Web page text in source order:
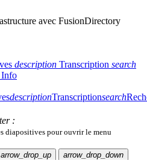
avec FusionDirectory
description Transcription search
Info
descriptionTranscriptionsearch
:
diapositives pour ouvrir le menu
arrow_drop_up
arrow_drop_down